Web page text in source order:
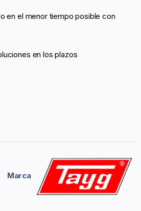
en el menor tiempo posible con
en los plazos
Marca